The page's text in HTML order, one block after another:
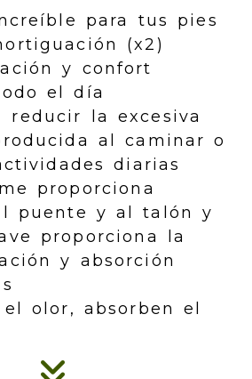
para tus pies
(x2)
y confort
el día
reducir la excesiva
al caminar o
diarias
proporciona
puente y al talón y
proporciona la
y absorción
olor, absorben el